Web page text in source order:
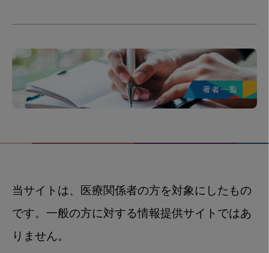
当サイトは、医療関係者の方を対象にしたもの
です。一般の方に対する情報提供サイトではあ
りません。